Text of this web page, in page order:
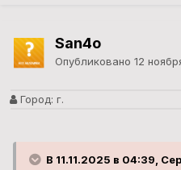
San4o
Опубликовано 12
Город: г.
В 11.11.2025 в 04:39,